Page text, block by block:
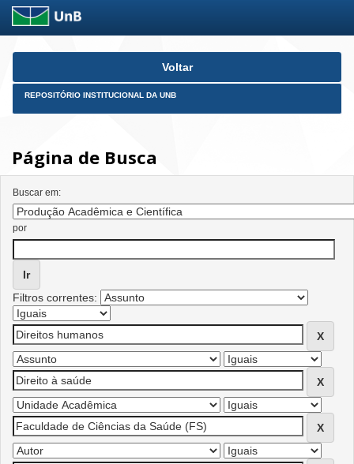
Skip
Voltar
REPOSITÓRIO INSTITUCIONAL DA UNB
Página de Busca
Buscar em:
por
Filtros correntes: